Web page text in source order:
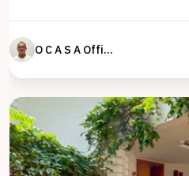
O C A S A Official property perfected